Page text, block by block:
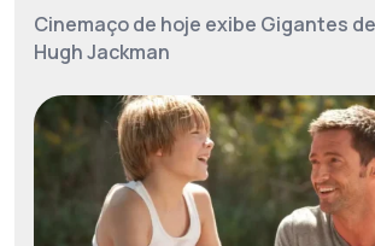
Cinemaço de hoje exibe Gigantes
Hugh Jackman